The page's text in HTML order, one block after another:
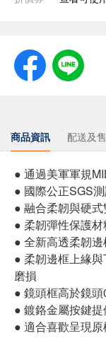
商品資訊 配送及
● 通過美軍軍規
● 國際公正SGS
● 融合柔韌與硬
● 柔韌彈性保護
● 全新高透柔韌
● 柔韌邊框上緣
磨損
● 鏡頭框高於鏡
● 鍍鉻金屬按鍵
● 適合喜歡呈現